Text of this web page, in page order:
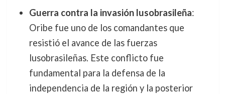
Guerra contra la invasión lusobrasileña:
Oribe fue uno de los comandantes que
resistió el avance de las fuerzas
lusobrasileñas. Este conflicto fue
fundamental para la defensa de la
independencia de la región y la posterior